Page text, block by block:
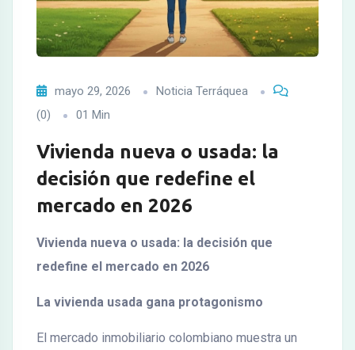
mayo 29, 2026
Noticia Terráquea
(0)
01 Min
Vivienda nueva o usada: la
decisión que redefine el
mercado en 2026
Vivienda nueva o usada: la decisión que
redefine el mercado en 2026
La vivienda usada gana protagonismo
El mercado inmobiliario colombiano muestra un